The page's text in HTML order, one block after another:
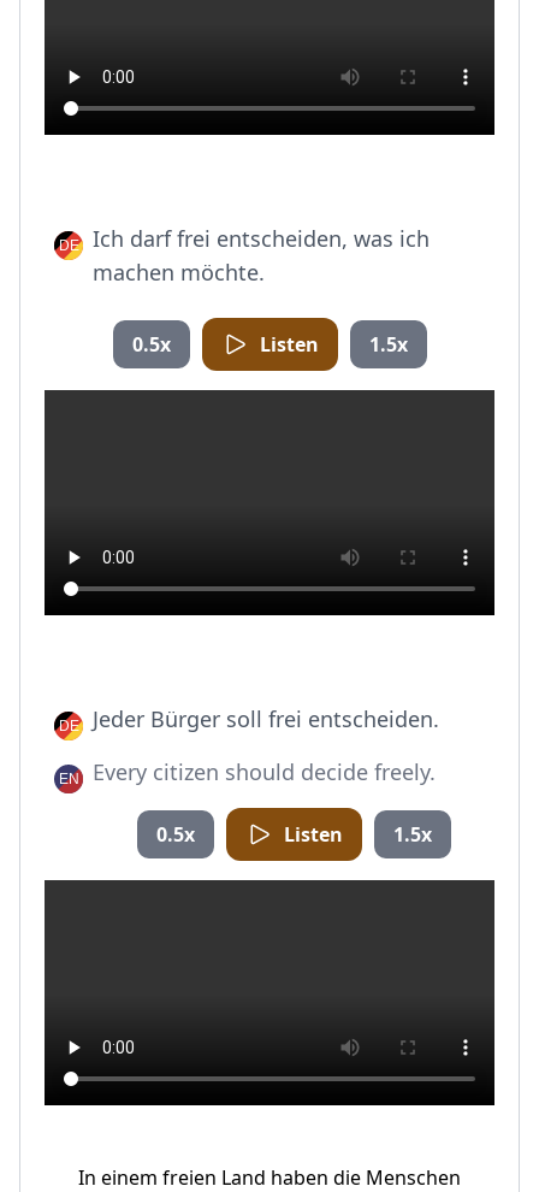
Ich darf frei entscheiden, was ich
machen möchte.
0.5x Listen 1.5x
Jeder Bürger soll frei entscheiden.
Every citizen should decide freely.
0.5x Listen 1.5x
In einem freien Land haben die Menschen